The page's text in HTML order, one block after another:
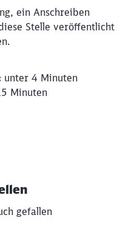
ein Anschreiben
Stelle veröffentlicht
unter 4 Minuten
Minuten
gefallen